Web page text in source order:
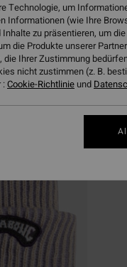
Technologie, um
Informationen (wie Ihre
zu präsentieren, um
die Produkte unserer
Ihrer Zustimmung
nicht zustimmen (z. B.
:Cookie-Richtlinie und